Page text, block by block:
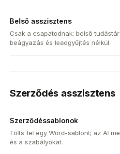
Belső asszisztens
Csak a csapatodnak: belső
beágyazás és leadgyűjtés nélkül.
Szerződés asszisztens
Szerződéssablonok
Tölts fel egy Word-sablont; az AI
és a szabályokat.